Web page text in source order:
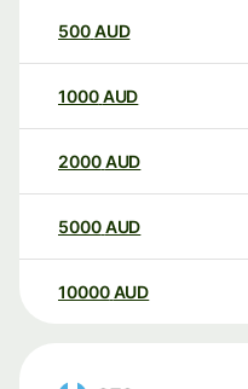
500AUD
1000AUD
2000AUD
5000AUD
10000 AUD